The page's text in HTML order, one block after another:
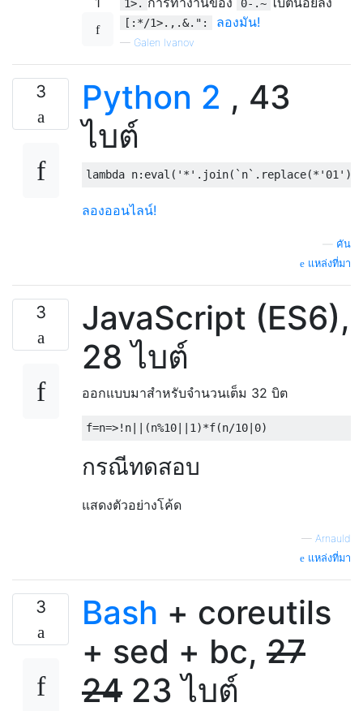
1>. 0-.~
[:*/1>.,.&.": ลองมัน!
— Galen Ivanov
3 Python 2 , 43
ไบต์
lambda n: eval ( '*' . join(` n`. replace(* '01'
ลองออนไลน์!
คัน
แหล่งที่มา
3
JavaScript (ES6),
28 ไบต์
ออกแบบมาสำหรับจำนวนเต็ม 32 บิต
f=n=>! n ||(n%10 1 )*f(n/10 0)
กรณีทดสอบ
แสดงตัวอย่างโค้ด
— Arnauld
แหล่งที่มา
3 Bash + coreutils
+ sed + bc, 27
24 23 ไบต์